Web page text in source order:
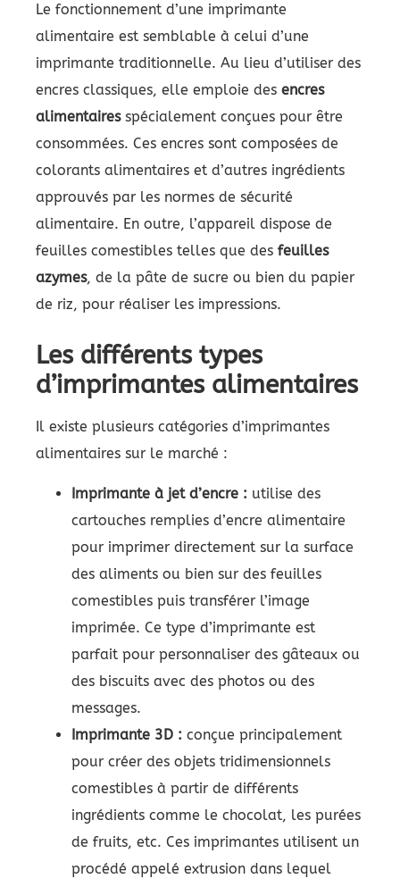
Le fonctionnement d’une imprimante
alimentaire est semblable à celui d’une
imprimante traditionnelle. Au lieu d’utiliser des
encres classiques, elle emploie des encres
alimentairesspécialement conçues pour être
consommées. Ces encres sont composées de
colorants alimentaires et d’autres ingrédients
approuvés par les normes de sécurité
alimentaire. En outre, l’appareil dispose de
feuilles comestibles telles que des feuilles
azymes, de la pâte de sucre ou bien du papier
de riz, pour réaliser les impressions.
Les différents types
d’imprimantes alimentaires
Il existe plusieurs catégories d’imprimantes
alimentaires sur le marché :
Imprimante à jet d’encre : utilise des
cartouches remplies d’encre alimentaire
pour imprimer directement sur la surface
des aliments ou bien sur des feuilles
comestibles puis transférer l’image
imprimée. Ce type d’imprimante est
parfait pour personnaliser des gâteaux ou
des biscuits avec des photos ou des
messages.
Imprimante 3D : conçue principalement
pour créer des objets tridimensionnels
comestibles à partir de différents
ingrédients comme le chocolat, les purées
de fruits, etc. Ces imprimantes utilisent un
procédé appelé extrusion dans lequel